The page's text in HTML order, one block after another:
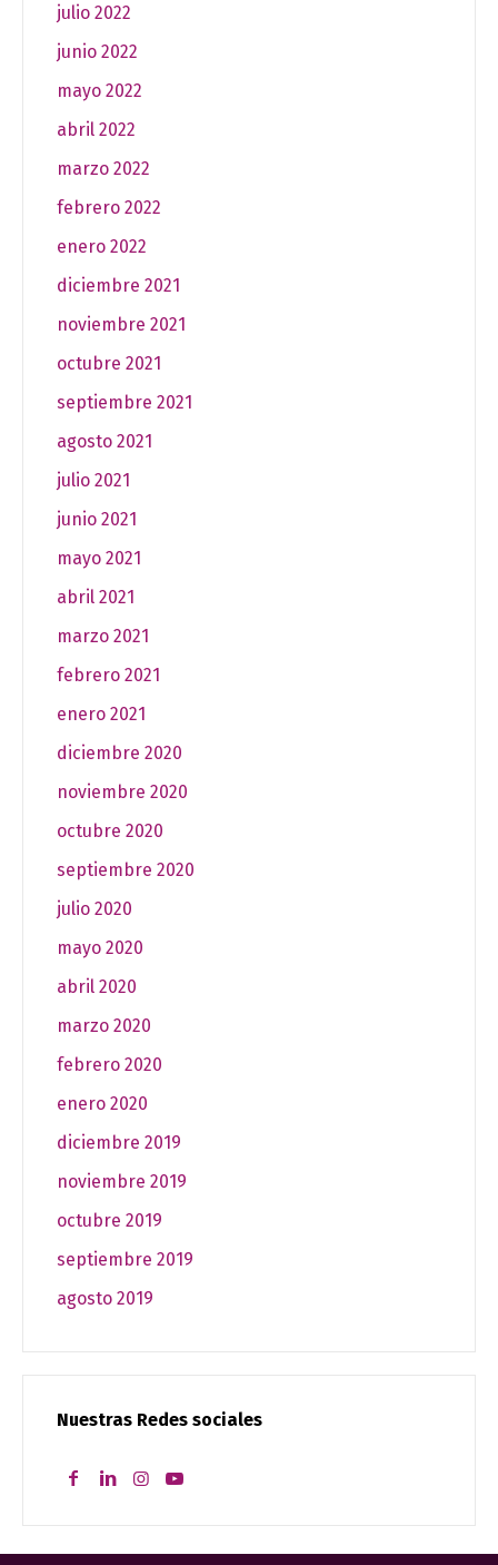
julio 2022
junio 2022
mayo 2022
abril 2022
marzo 2022
febrero 2022
enero 2022
diciembre 2021
noviembre 2021
octubre 2021
septiembre 2021
agosto 2021
julio 2021
junio 2021
mayo 2021
abril 2021
marzo 2021
febrero 2021
enero 2021
diciembre 2020
noviembre 2020
octubre 2020
septiembre 2020
julio 2020
mayo 2020
abril 2020
marzo 2020
febrero 2020
enero 2020
diciembre 2019
noviembre 2019
octubre 2019
septiembre 2019
agosto 2019
Nuestras Redes sociales